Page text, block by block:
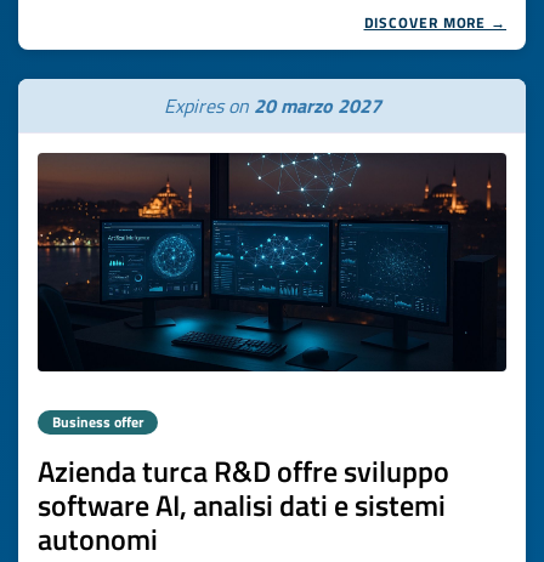
DISCOVER MORE →
Expires on 20 marzo 2027
Business offer
Azienda turca R&D offre sviluppo
software AI, analisi dati e sistemi
autonomi